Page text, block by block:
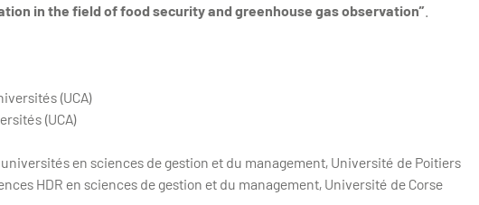
in the field of food security and greenhouse gas observation”
(UCA)
(UCA)
en sciences de gestion et du management, Université de Poitiers
HDR en sciences de gestion et du management, Université de Corse